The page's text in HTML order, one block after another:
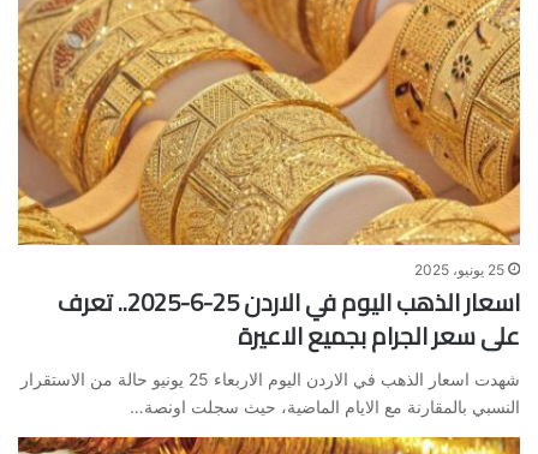
25 يونيو، 2025
اسعار الذهب اليوم في الاردن 25-6-2025.. تعرف
على سعر الجرام بجميع الاعيرة
شهدت اسعار الذهب في الاردن اليوم الاربعاء 25 يونيو حالة من الاستقرار
النسبي بالمقارنة مع الايام الماضية، حيث سجلت اونصة…